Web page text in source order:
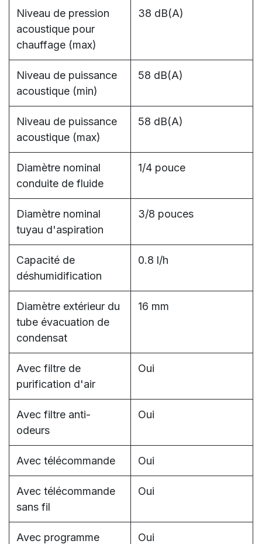
Niveau de pression
acoustique pour
chauffage (max)
38 dB(A)
Niveau de puissance
acoustique (min)
58 dB(A)
Niveau de puissance
acoustique (max)
58 dB(A)
Diamètre nominal
conduite de fluide
1/4 pouce
Diamètre nominal
tuyau d'aspiration
3/8 pouces
Capacité de
déshumidification
0.8 l/h
Diamètre extérieur du
tube évacuation de
condensat
16 mm
Avec filtre de
purification d'air
Oui
Avec filtre anti-
odeurs
Oui
Avec télécommande Oui
Avec télécommande
sans fil
Oui
Avec programme
Oui